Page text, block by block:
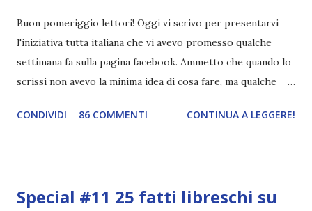
Buon pomeriggio lettori! Oggi vi scrivo per presentarvi
l'iniziativa tutta italiana che vi avevo promesso qualche
settimana fa sulla pagina facebook. Ammetto che quando lo
scrissi non avevo la minima idea di cosa fare, ma qualche
href="http://divoratoridilibri.blogspot.com/2016/06/legg
titoli e passiamo alla spiegazione di questa iniziativa che
CONDIVIDI 86 COMMENTI CONTINUA A LEGGERE!
Special #11 25 fatti libreschi su